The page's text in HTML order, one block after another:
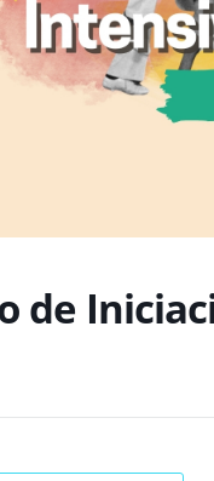
de